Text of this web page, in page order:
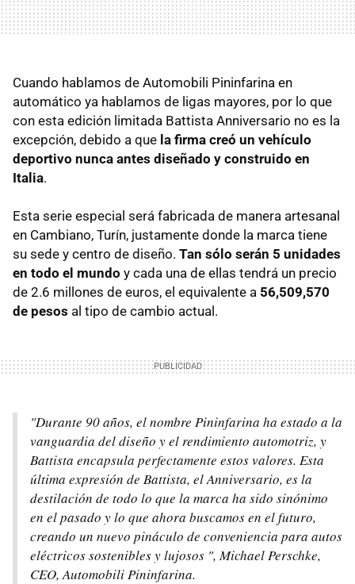
Cuando hablamos de Automobili Pininfarina en
automático ya hablamos de ligas mayores, por lo que
con esta edición limitada Battista Anniversario no es la
excepción, debido a que la firma creó un vehículo
deportivo nunca antes diseñado y construido en
Italia.
Esta serie especial será fabricada de manera artesanal
en Cambiano, Turín, justamente donde la marca tiene
su sede y centro de diseño. Tan sólo serán 5 unidades
en todo el mundo y cada una de ellas tendrá un precio
de 2.6 millones de euros, el equivalente a 56,509,570
de pesos al tipo de cambio actual.
"Durante 90 años, el nombre Pininfarina ha estado a la
vanguardia del diseño y el rendimiento automotriz, y
Battista encapsula perfectamente estos valores. Esta
última expresión de Battista, el Anniversario, es la
destilación de todo lo que la marca ha sido sinónimo
en el pasado y lo que ahora buscamos en el futuro,
creando un nuevo pináculo de conveniencia para autos
eléctricos sostenibles y lujosos ", Michael Perschke,
CEO, Automobili Pininfarina.